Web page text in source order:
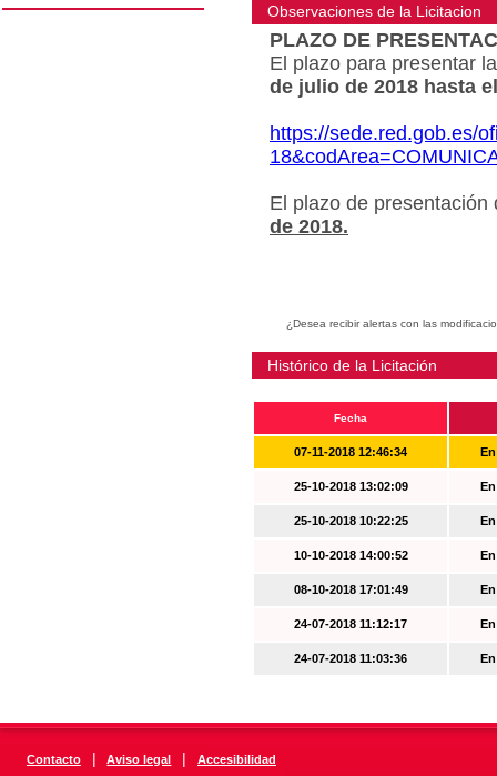
Observaciones de la Licitacion
PLAZO DE
El plazo para presentar
de julio de 2018 hasta
https://sede.red.gob.es/
El plazo de
de 2018.
¿Desea recibir alertas con las
Histórico de la Licitación
Fecha
07-11-2018 12:46:34
25-10-2018 13:02:09
25-10-2018 10:22:25
10-10-2018 14:00:52
08-10-2018 17:01:49
24-07-2018 11:12:17
24-07-2018 11:03:36
Contacto | Aviso legal | Accesibilidad